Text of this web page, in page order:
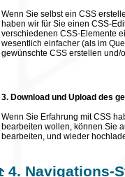
Wenn Sie selbst ein CSS
haben wir für Sie einen CSS-
verschiedenen CSS-Elemente
wesentlich einfacher (als im
gewünschte CSS erstellen und/
3. Download und Upload des
Wenn Sie Erfahrung mit CSS
bearbeiten wollen, können Sie
bearbeiten, und wieder
4. Navigations-